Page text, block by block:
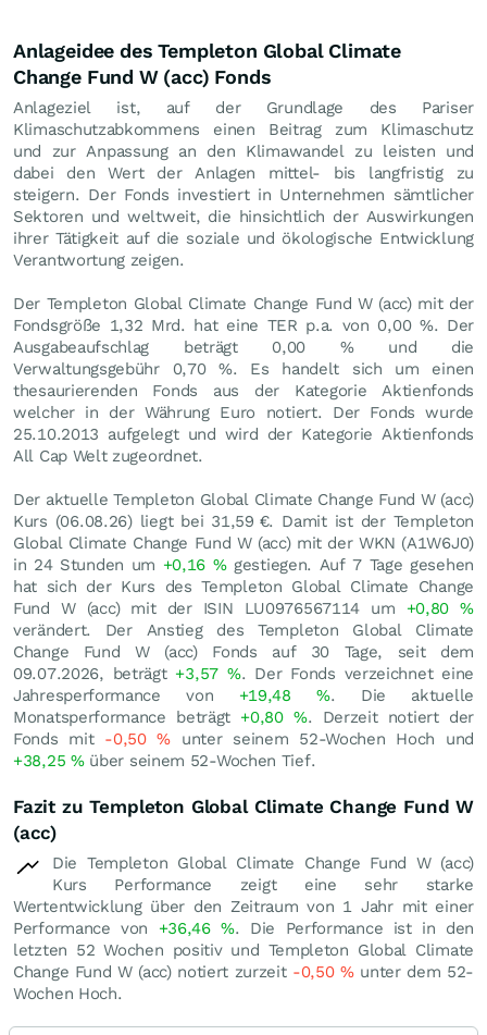
Anlageidee des Templeton Global Climate
Change Fund W (acc) Fonds
Anlageziel ist, auf der Grundlage des Pariser
Klimaschutzabkommens einen Beitrag zum Klimaschutz
und zur Anpassung an den Klimawandel zu leisten und
dabei den Wert der Anlagen mittel- bis langfristig zu
steigern. Der Fonds investiert in Unternehmen sämtlicher
Sektoren und weltweit, die hinsichtlich der Auswirkungen
ihrer Tätigkeit auf die soziale und ökologische Entwicklung
Verantwortung zeigen.
Der Templeton Global Climate Change Fund W (acc) mit der
Fondsgröße 1,32 Mrd. hat eine TER p.a. von 0,00 %. Der
Ausgabeaufschlag beträgt 0,00 % und die
Verwaltungsgebühr 0,70 %. Es handelt sich um einen
thesaurierenden Fonds aus der Kategorie Aktienfonds
welcher in der Währung Euro notiert. Der Fonds wurde
25.10.2013 aufgelegt und wird der Kategorie Aktienfonds
All Cap Welt zugeordnet.
Der aktuelle Templeton Global Climate Change Fund W (acc)
Kurs (06.08.26) liegt bei 31,59 €. Damit ist der Templeton
Global Climate Change Fund W (acc) mit der WKN (A1W6J0)
in 24 Stunden um +0,16 %gestiegen. Auf 7 Tage gesehen
hat sich der Kurs des Templeton Global Climate Change
Fund W (acc) mit der ISIN LU0976567114 um +0,80%
verändert. Der Anstieg des Templeton Global Climate
Change Fund W (acc) Fonds auf 30 Tage, seit dem
09.07.2026, beträgt +3,57 %. Der Fonds verzeichnet eine
Jahresperformance von +19,48%. Die aktuelle
Monatsperformance beträgt +0,80 %. Derzeit notiert der
Fonds mit -0,50% unter seinem 52-Wochen Hoch und
+38,25 %über seinem 52-Wochen Tief.
Fazit zu Templeton Global Climate Change Fund W
(acc)
Die Templeton Global Climate Change Fund W (acc)
Kurs Performance zeigt eine sehr starke
Wertentwicklung über den Zeitraum von 1 Jahr mit einer
Performance von +36,46%. Die Performance ist in den
letzten 52 Wochen positiv und Templeton Global Climate
Change Fund W (acc) notiert zurzeit -0,50%unter dem 52-
Wochen Hoch.